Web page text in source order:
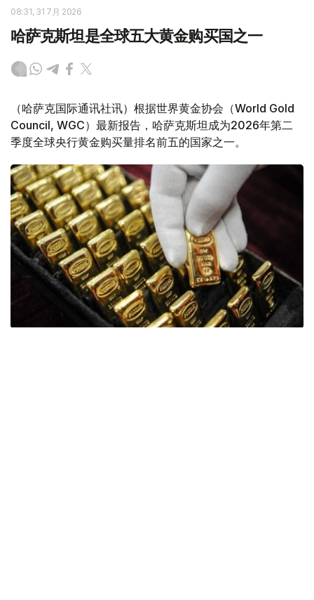
08:31, 31 7月 2026
哈萨克斯坦是全球五大黄金购买国之一
（哈萨克国际通讯社讯）根据世界黄金协会（World Gold
Council, WGC）最新报告，哈萨克斯坦成为2026年第二
季度全球央行黄金购买量排名前五的国家之一。